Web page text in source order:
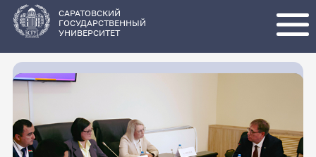
основному
содержанию
САРАТОВСКИЙ
ГОСУДАРСТВЕННЫЙ
УНИВЕРСИТЕТ